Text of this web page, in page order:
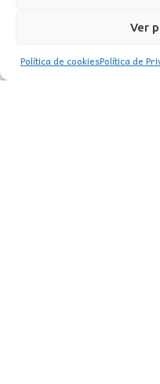
Ver
Política de cookiesPolítica de